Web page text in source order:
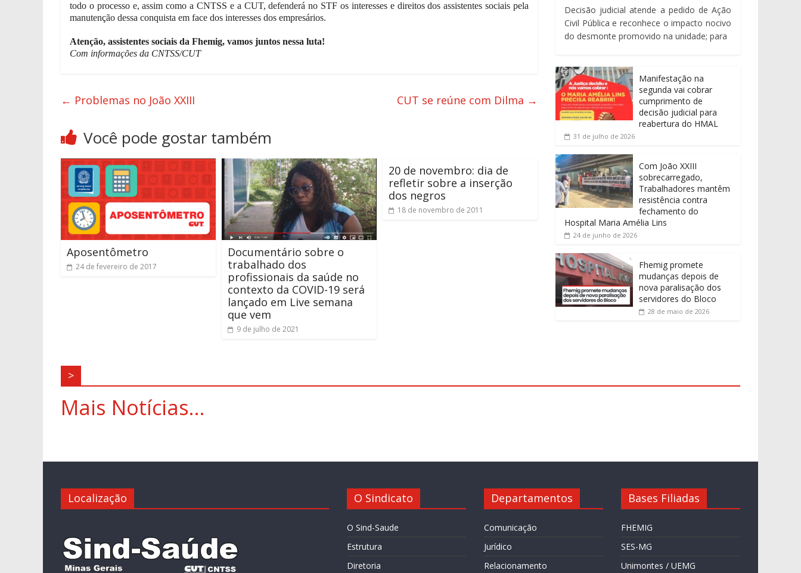
todo o processo e, assim como a CNTSS e a CUT, defenderá no STF os interesses e direitos dos assistentes sociais pela
manutenção dessa conquista em face dos interesses dos empresários.
Atenção, assistentes sociais da Fhemig, vamos juntos nessa luta!
Com informações da CNTSS/CUT
← Problemas no João XXIII CUT se reúne com Dilma →
Você pode gostar também
Aposentômetro
24 de fevereiro de 2017
Documentário sobre o
trabalhado dos
profissionais da saúde no
contexto da COVID-19 será
lançado em Live semana
que vem
9 de julho de 2021
20 de novembro: dia de
refletir sobre a inserção
dos negros
18 de novembro de 2011
Decisão judicial atende a pedido de Ação
Civil Pública e reconhece o impacto nocivo
do desmonte promovido na unidade; para
Manifestação na
segunda vai cobrar
cumprimento de
decisão judicial para
reabertura do HMAL
31 de julho de 2026
Com João XXIII
sobrecarregado,
Trabalhadores mantêm
resistência contra
fechamento do
Hospital Maria Amélia Lins
24 de junho de 2026
Fhemig promete
mudanças depois de
nova paralisação dos
servidores do Bloco
28 de maio de 2026
>
Mais Notícias...
Localização O Sindicato
O Sind-Saude
Estrutura
Diretoria
Departamentos
Comunicação
Jurídico
Relacionamento
Bases Filiadas
FHEMIG
SES-MG
Unimontes / UEMG